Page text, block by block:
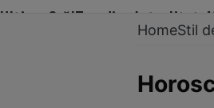
Ultima Oră!Trending Actualitate
HomeStil